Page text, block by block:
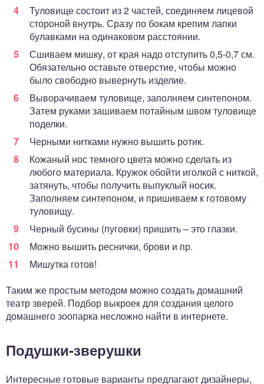
Туловище состоит из 2 частей, соединяем лицевой
стороной внутрь. Сразу по бокам крепим лапки
булавками на одинаковом расстоянии.
Сшиваем мишку, от края надо отступить 0,5-0,7 см.
Обязательно оставьте отверстие, чтобы можно
было свободно вывернуть изделие.
Выворачиваем туловище, заполняем синтепоном.
Затем руками зашиваем потайным швом туловище
поделки.
Черными нитками нужно вышить ротик.
Кожаный нос темного цвета можно сделать из
любого материала. Кружок обойти иголкой с ниткой,
затянуть, чтобы получить выпуклый носик.
Заполняем синтепоном, и пришиваем к готовому
туловищу.
Черный бусины (пуговки) пришить – это глазки.
Можно вышить реснички, брови и пр.
Мишутка готов!
Таким же простым методом можно создать домашний
театр зверей. Подбор выкроек для создания целого
домашнего зоопарка несложно найти в интернете.
Подушки-зверушки
Интересные готовые варианты предлагают дизайнеры,